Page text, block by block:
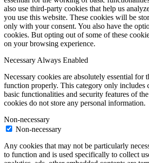
also use third-party cookies that help us
you use this website. These cookies will be
only with your consent. You also have the
cookies. But opting out of some of these
on your browsing experience.
NecessaryAlways Enabled
Necessary cookies are absolutely essential for
function properly. This category only includes
basic functionalities and security features of
cookies do not store any personal information.
Non-necessary
Non-necessary
Any cookies that may not be particularly
to function and is used specifically to collect